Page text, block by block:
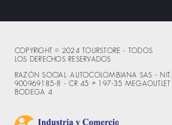
COPYRIGHT © 2024 TOURSTORE - TODOS
LOS DERECHOS RESERVADOS
RAZÓN SOCIAL: AUTOCOLOMBIANA SAS - NIT:
900969185-8 - CR 45 # 197-35 MEGAOUTLET
BODEGA 4